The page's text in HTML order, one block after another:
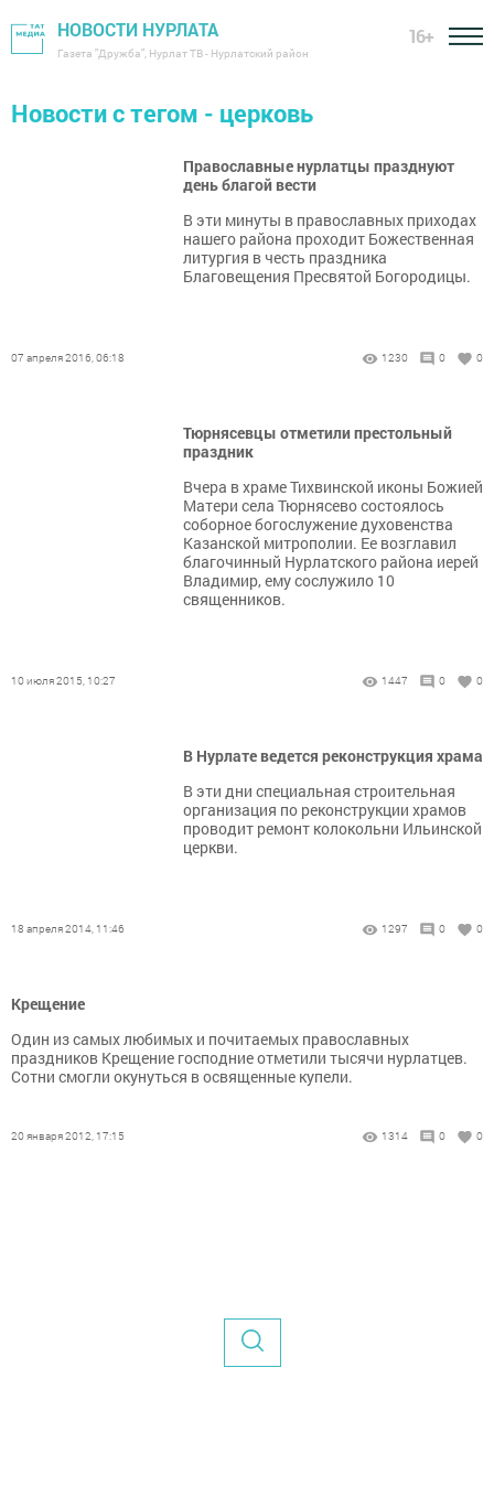
НОВОСТИ НУРЛАТА
Газета "Дружба", Нурлат ТВ - Нурлатский район
16+
Новости с тегом - церковь
Православные нурлатцы празднуют
день благой вести
В эти минуты в православных приходах
нашего района проходит Божественная
литургия в честь праздника
Благовещения Пресвятой Богородицы.
07 апреля 2016, 06:18 1230 0 0
Тюрнясевцы отметили престольный
праздник
Вчера в храме Тихвинской иконы Божией
Матери села Тюрнясево состоялось
соборное богослужение духовенства
Казанской митрополии. Ее возглавил
благочинный Нурлатского района иерей
Владимир, ему сослужило 10
священников.
10 июля 2015, 10:27 1447 0 0
В Нурлате ведется реконструкция храма
В эти дни специальная строительная
организация по реконструкции храмов
проводит ремонт колокольни Ильинской
церкви.
18 апреля 2014, 11:46 1297 0 0
Крещение
Один из самых любимых и почитаемых православных
праздников Крещение господние отметили тысячи нурлатцев.
Сотни смогли окунуться в освященные купели.
20 января 2012, 17:15 1314 0 0